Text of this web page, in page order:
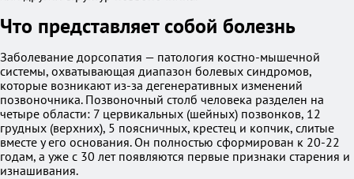
Что представляет собой болезнь
Заболевание дорсопатия — патология костно-мышечной
системы, охватывающая диапазон болевых синдромов,
которые возникают из-за дегенеративных изменений
позвоночника. Позвоночный столб человека разделен на
четыре области: 7 цервикальных (шейных) позвонков, 12
грудных (верхних), 5 поясничных, крестец и копчик, слитые
вместе у его основания. Он полностью сформирован к 20-22
годам, а уже с 30 лет появляются первые признаки старения и
изнашивания.